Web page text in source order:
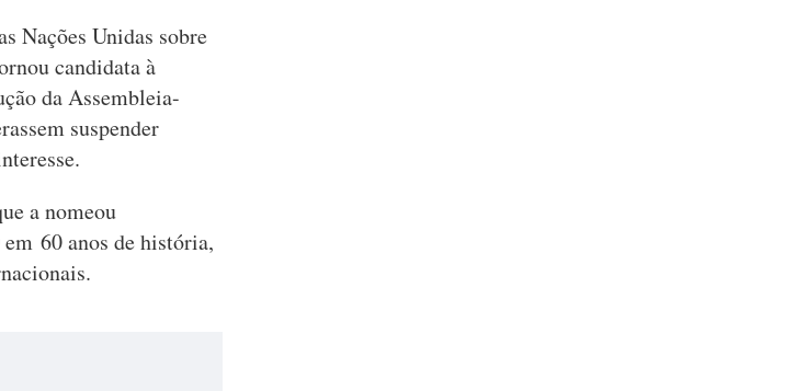
Nações Unidas sobre
candidata à
da Assembleia-
suspender
a nomeou
60 anos de história,